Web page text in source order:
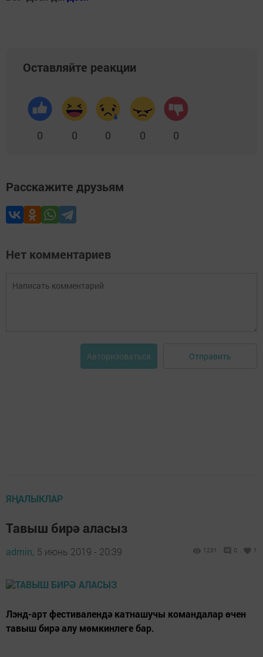
Оставляйте реакции
0 0 0 0 0
Расскажите друзьям
Нет комментариев
Авторизоваться Отправить
ЯҢАЛЫКЛАР
Тавыш бирә аласыз
admin, 5 июнь 2019 - 20:39 1231 0 1
Лэнд-арт фестивалендә катнашучы командалар өчен
тавыш бирә алу мөмкинлеге бар.